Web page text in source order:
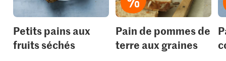
Petits pains aux
fruits séchés
Pain de pommes de
terre aux graines